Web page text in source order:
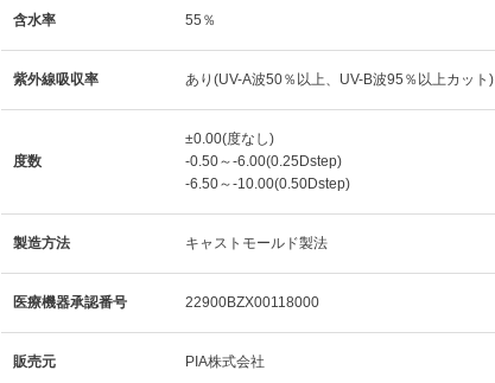
含水率 55％
紫外線吸収率 あり(UV-A波50％以上、UV-B波95％以上カット)
度数
±0.00(度なし)
-0.50～-6.00(0.25Dstep)
-6.50～-10.00(0.50Dstep)
製造方法 キャストモールド製法
医療機器承認番号 22900BZX00118000
販売元 PIA株式会社